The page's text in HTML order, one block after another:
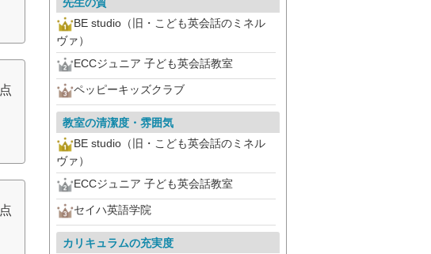
点
点
BE studio（旧・こども英会話のミネル
ヴァ）
ECCジュニア 子ども英会話教室
ペッピーキッズクラブ
教室の清潔度・雰囲気
BE studio（旧・こども英会話のミネル
ヴァ）
ECCジュニア 子ども英会話教室
セイハ英語学院
カリキュラムの充実度